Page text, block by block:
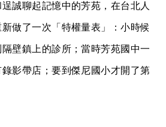
逞誠聊起記憶中的芳苑，在台北人
做了一次「特權量表」：小時候
壁鎮上的診所；當時芳苑國中一
影帶店；要到傑尼國小才開了第